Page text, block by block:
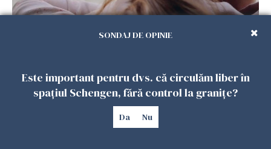
românii plecați în diaspora? Psiholog Radu
Leca, explicații pe înțelesul tuturor
13 FEBRUARIE 2026
SONDAJ DE OPINIE
Este important pentru dvs. că circulăm liber în
spațiul Schengen, fără control la granițe?
Da Nu